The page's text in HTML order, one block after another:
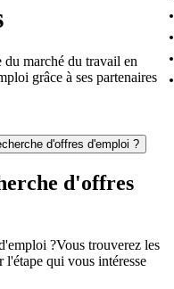
du marché du travail en
grâce à ses partenaires
d'offres d'emploi ?
d'offres
?Vous trouverez les
l'étape qui vous intéresse